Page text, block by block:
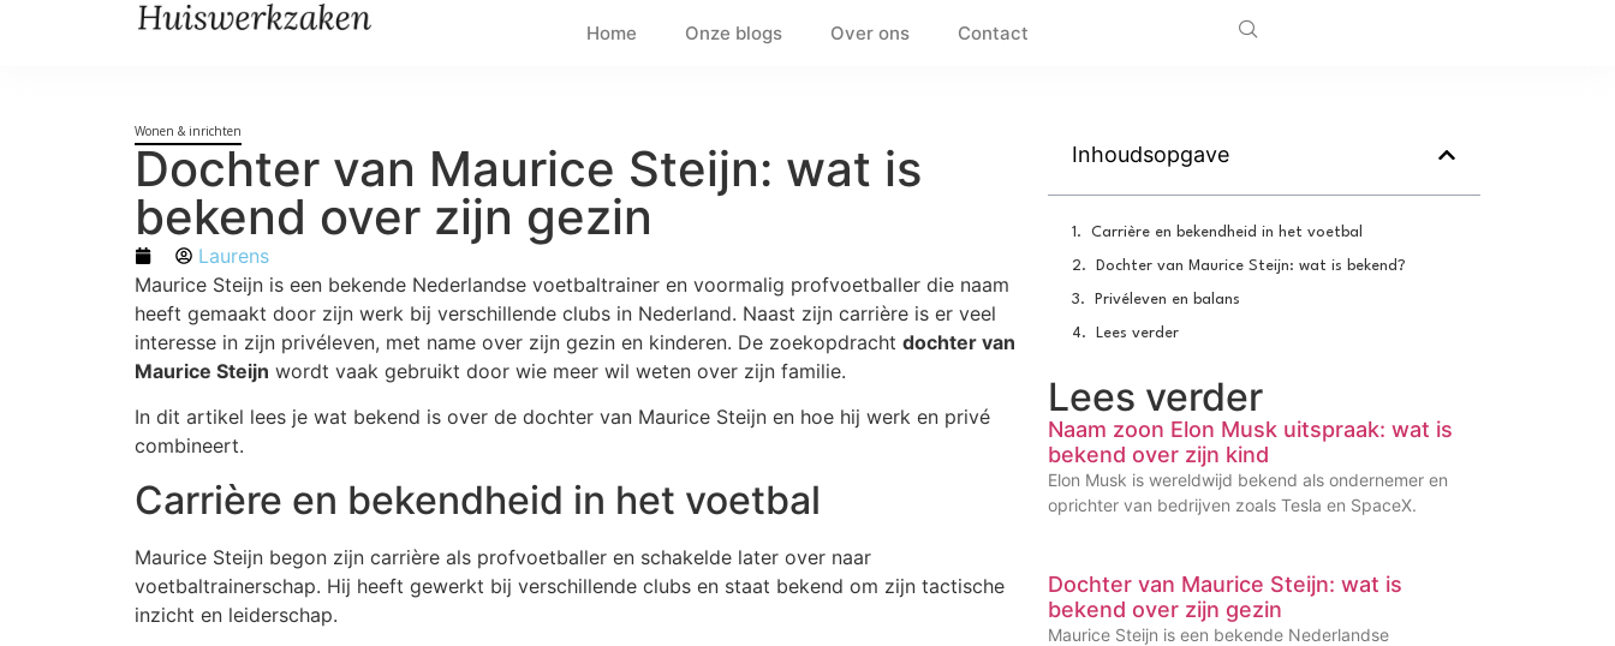
Home Onze blogs Over ons Contact
Wonen & inrichten
Dochter van Maurice Steijn: wat is
bekend over zijn gezin
Laurens
Maurice Steijn is een bekende Nederlandse voetbaltrainer en voormalig profvoetballer die naam
heeft gemaakt door zijn werk bij verschillende clubs in Nederland. Naast zijn carrière is er veel
interesse in zijn privéleven, met name over zijn gezin en kinderen. De zoekopdracht dochter van
Maurice Steijn wordt vaak gebruikt door wie meer wil weten over zijn familie.
In dit artikel lees je wat bekend is over de dochter van Maurice Steijn en hoe hij werk en privé
combineert.
Carrière en bekendheid in het voetbal
Maurice Steijn begon zijn carrière als profvoetballer en schakelde later over naar
voetbaltrainerschap. Hij heeft gewerkt bij verschillende clubs en staat bekend om zijn tactische
inzicht en leiderschap.
Inhoudsopgave
Carrière en bekendheid in het voetbal
Dochter van Maurice Steijn: wat is bekend?
Privéleven en balans
Lees verder
Lees verder
Naam zoon Elon Musk uitspraak: wat is
bekend over zijn kind
Elon Musk is wereldwijd bekend als ondernemer en
oprichter van bedrijven zoals Tesla en SpaceX.
Dochter van Maurice Steijn: wat is
bekend over zijn gezin
Maurice Steijn is een bekende Nederlandse